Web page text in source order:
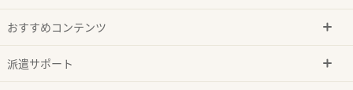
おすすめコンテンツ
派遣サポート